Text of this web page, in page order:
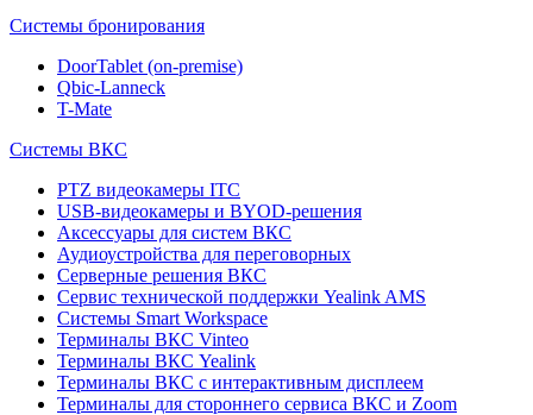
Системы бронирования
DoorTablet (on-premise)
Qbic-Lanneck
T-Mate
Системы ВКС
PTZ видеокамеры ITC
USB-видеокамеры и BYOD-решения
Аксессуары для систем ВКС
Аудиоустройства для переговорных
Серверные решения ВКС
Сервис технической поддержки Yealink AMS
Системы Smart Workspace
Терминалы ВКС Vinteo
Терминалы ВКС Yealink
Терминалы ВКС с интерактивным дисплеем
Терминалы для стороннего сервиса ВКС и Zoom